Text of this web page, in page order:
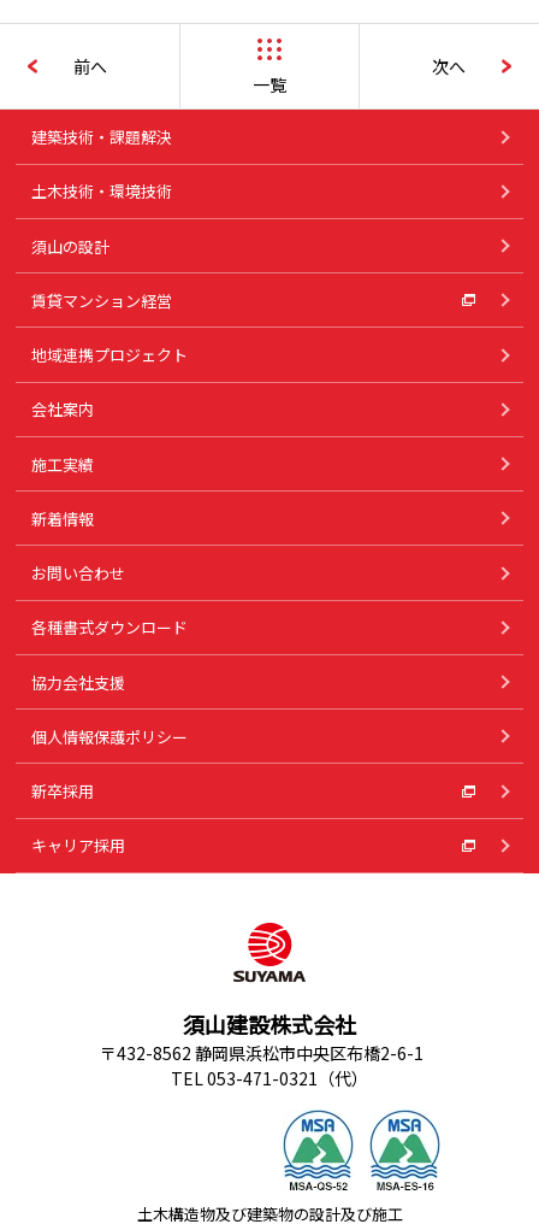
前へ
一覧
次へ
建築技術・課題解決
土木技術・環境技術
須山の設計
賃貸マンション経営
地域連携プロジェクト
会社案内
施工実績
新着情報
お問い合わせ
各種書式ダウンロード
協力会社支援
個人情報保護ポリシー
新卒採用
キャリア採用
須山建設株式会社
〒432-8562 静岡県浜松市中央区布橋2-6-1
TEL 053-471-0321（代）
土木構造物及び建築物の設計及び施工